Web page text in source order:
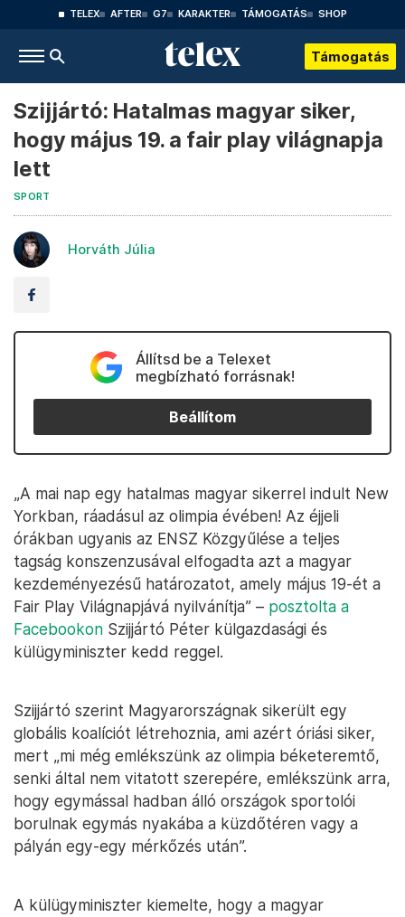
TELEX AFTER G7 KARAKTER TÁMOGATÁS SHOP
Támogatás
Szijjártó: Hatalmas magyar siker,
hogy május 19. a fair play világnapja
lett
SPORT
Horváth Júlia
Állítsd be a Telexet
megbízható forrásnak!
Beállítom
„A mai nap egy hatalmas magyar sikerrel indult New
Yorkban, ráadásul az olimpia évében! Az éjjeli
órákban ugyanis az ENSZ Közgyűlése a teljes
tagság konszenzusával elfogadta azt a magyar
kezdeményezésű határozatot, amely május 19-ét a
Fair Play Világnapjává nyilvánítja” – posztolta a
Facebookon Szijjártó Péter külgazdasági és
külügyminiszter kedd reggel.
Szijjártó szerint Magyarországnak sikerült egy
globális koalíciót létrehoznia, ami azért óriási siker,
mert „mi még emlékszünk az olimpia béketeremtő,
senki által nem vitatott szerepére, emlékszünk arra,
hogy egymással hadban álló országok sportolói
borulnak egymás nyakába a küzdőtéren vagy a
pályán egy-egy mérkőzés után”.
A külügyminiszter kiemelte, hogy a magyar